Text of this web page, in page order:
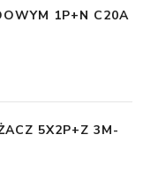
1P+N C20A
5X2P+Z 3M-